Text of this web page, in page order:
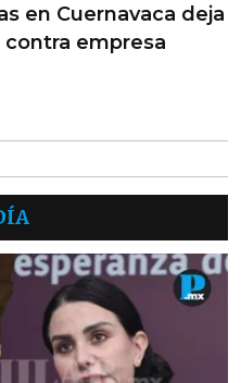
en Cuernavaca deja
contra empresa